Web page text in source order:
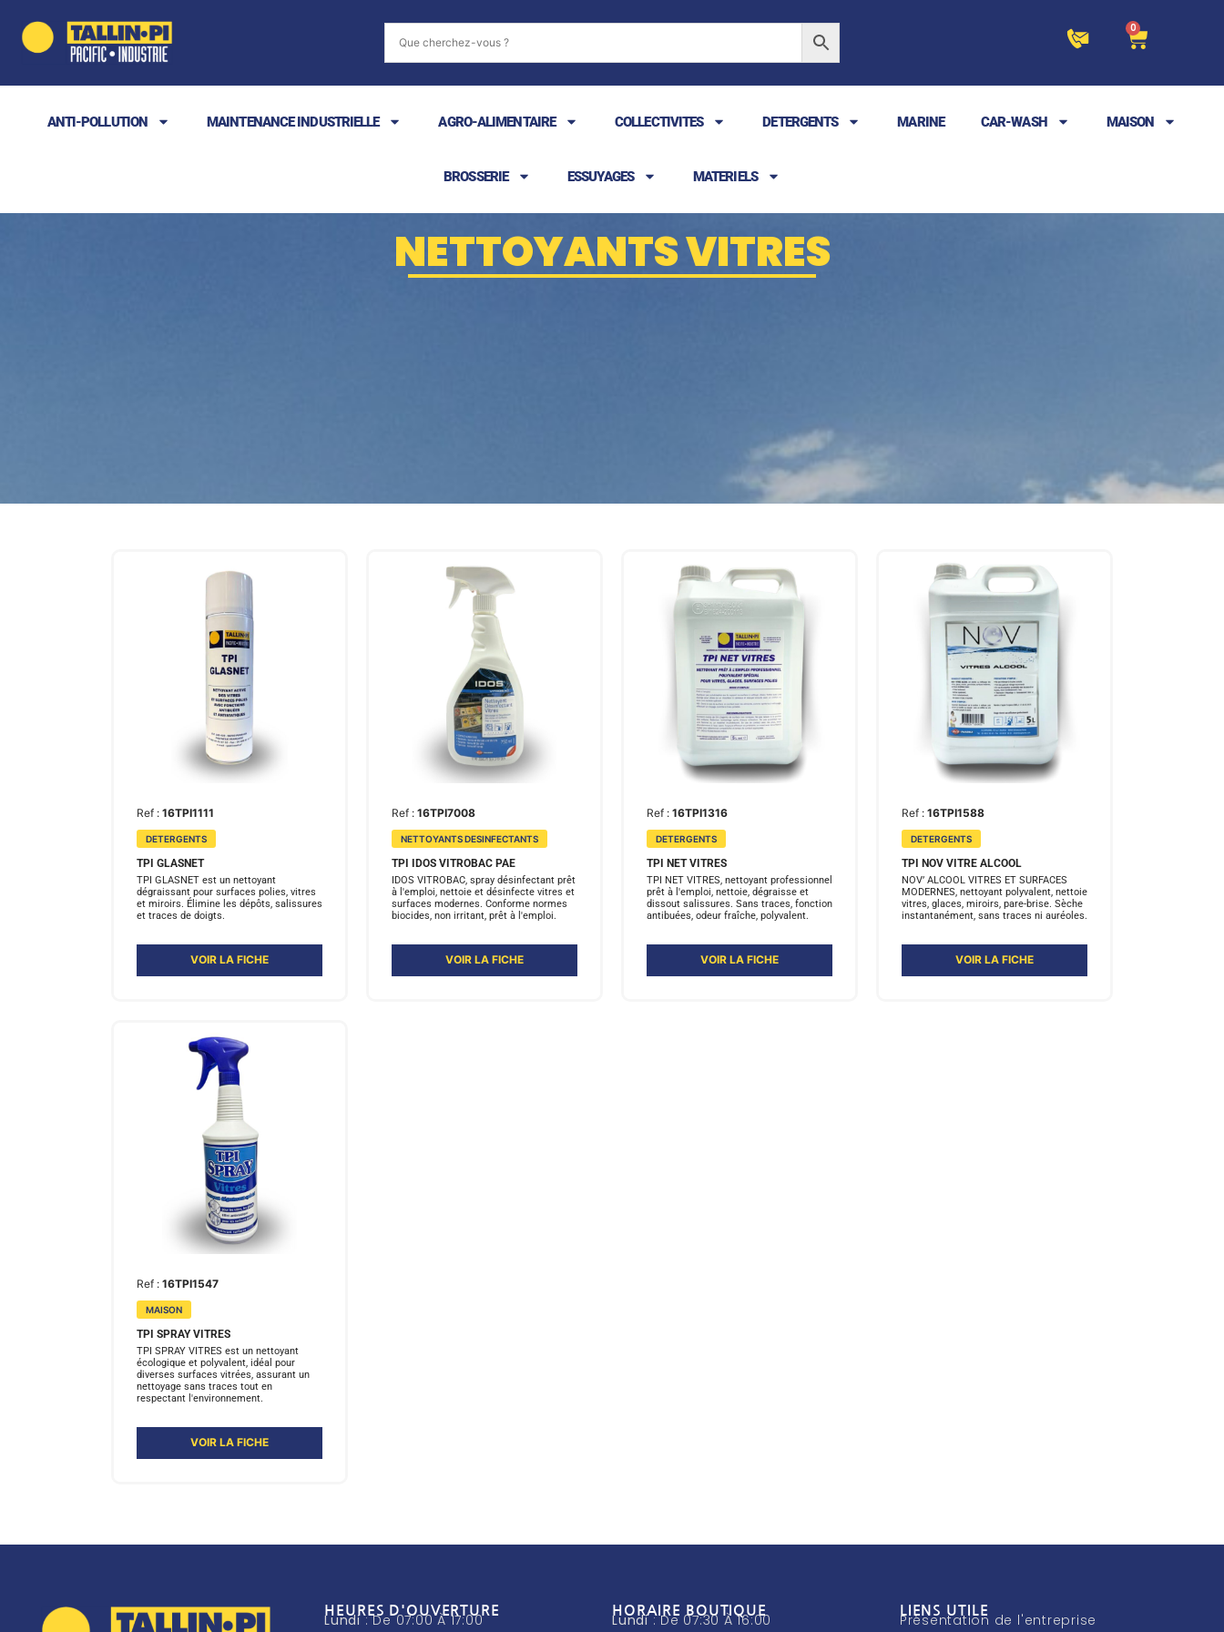
0
ANTI-POLLUTION MAINTENANCE INDUSTRIELLE AGRO-ALIMENTAIRE COLLECTIVITES DETERGENTS MARINE CAR-WASH MAISON
BROSSERIE ESSUYAGES MATERIELS
NETTOYANTS VITRES
Ref : 16TPI1111
DETERGENTS
TPI GLASNET
TPI GLASNET est un nettoyant
dégraissant pour surfaces polies, vitres
et miroirs. Élimine les dépôts, salissures
et traces de doigts.
VOIR LA FICHE
Ref : 16TPI7008
NETTOYANTS DESINFECTANTS
TPI IDOS VITROBAC PAE
IDOS VITROBAC, spray désinfectant prêt
à l'emploi, nettoie et désinfecte vitres et
surfaces modernes. Conforme normes
biocides, non irritant, prêt à l'emploi.
VOIR LA FICHE
Ref : 16TPI1316
DETERGENTS
TPI NET VITRES
TPI NET VITRES, nettoyant professionnel
prêt à l'emploi, nettoie, dégraisse et
dissout salissures. Sans traces, fonction
antibuées, odeur fraîche, polyvalent.
VOIR LA FICHE
Ref : 16TPI1588
DETERGENTS
TPI NOV VITRE ALCOOL
NOV’ ALCOOL VITRES ET SURFACES
MODERNES, nettoyant polyvalent, nettoie
vitres, glaces, miroirs, pare-brise. Sèche
instantanément, sans traces ni auréoles.
VOIR LA FICHE
Ref : 16TPI1547
MAISON
TPI SPRAY VITRES
TPI SPRAY VITRES est un nettoyant
écologique et polyvalent, idéal pour
diverses surfaces vitrées, assurant un
nettoyage sans traces tout en
respectant l'environnement.
VOIR LA FICHE
HEURES D'OUVERTURE
Lundi: De 07:00 À 17:00
HORAIRE BOUTIQUE
Lundi : De 07:30 À 16:00
LIENS UTILE
Présentation de l'entreprise